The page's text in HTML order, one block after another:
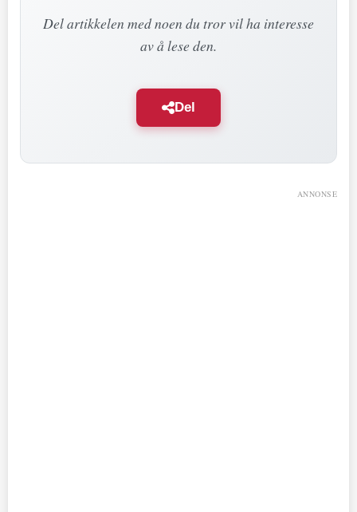
Del artikkelen med noen du tror vil ha interesse
av å lese den.
Del
ANNONSE